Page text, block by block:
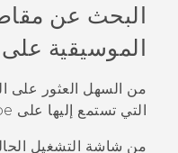
VIVERSE
البرامج + التطبيقات
الدعم
البحث عن
الموسيقية على
من السهل العثور على
التي تستمع إليها على
من شاشة التشغيل